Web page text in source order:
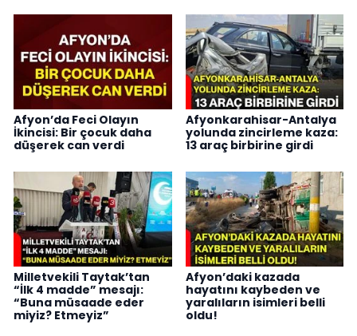
Afyon’da Feci Olayın
İkincisi: Bir çocuk daha
düşerek can verdi
Afyonkarahisar-Antalya
yolunda zincirleme kaza:
13 araç birbirine girdi
Milletvekili Taytak’tan
“İlk 4 madde” mesajı:
“Buna müsaade eder
miyiz? Etmeyiz”
Afyon’daki kazada
hayatını kaybeden ve
yaralıların isimleri belli
oldu!